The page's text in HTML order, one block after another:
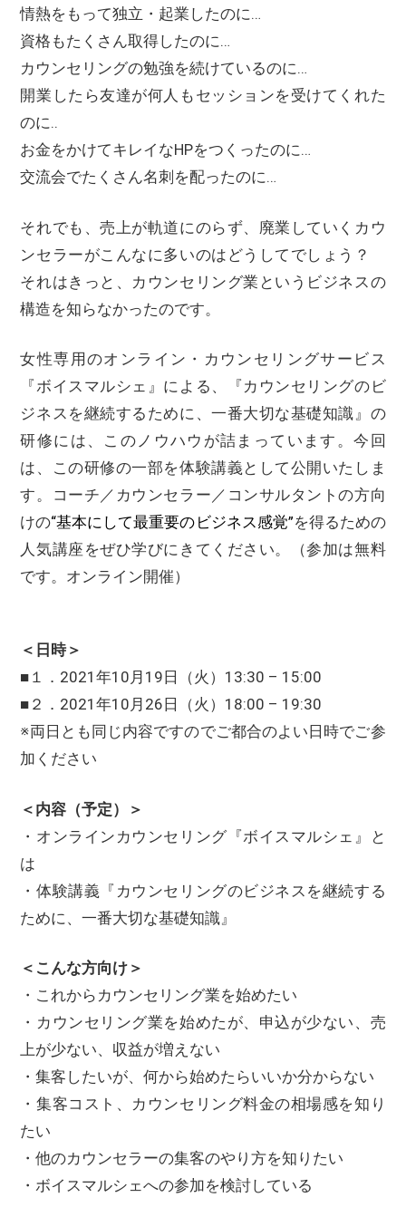
情熱をもって独立・起業したのに…
資格もたくさん取得したのに…
カウンセリングの勉強を続けているのに…
開業したら友達が何人もセッションを受けてくれた
のに‥
お金をかけてキレイなHPをつくったのに…
交流会でたくさん名刺を配ったのに…
それでも、売上が軌道にのらず、廃業していくカウ
ンセラーがこんなに多いのはどうしてでしょう？
それはきっと、カウンセリング業というビジネスの
構造を知らなかったのです。
女性専用のオンライン・カウンセリングサービス
『ボイスマルシェ』による、『カウンセリングのビ
ジネスを継続するために、一番大切な基礎知識』の
研修には、このノウハウが詰まっています。今回
は、この研修の一部を体験講義として公開いたしま
す。コーチ／カウンセラー／コンサルタントの方向
けの“基本にして最重要のビジネス感覚”を得るための
人気講座をぜひ学びにきてください。（参加は無料
です。オンライン開催）
＜日時＞
■１．2021年10月19日（火）13:30 – 15:00
■２．2021年10月26日（火）18:00 – 19:30
※両日とも同じ内容ですのでご都合のよい日時でご参
加ください
＜内容（予定）＞
・オンラインカウンセリング『ボイスマルシェ』と
は
・体験講義『カウンセリングのビジネスを継続する
ために、一番大切な基礎知識』
＜こんな方向け＞
・これからカウンセリング業を始めたい
・カウンセリング業を始めたが、申込が少ない、売
上が少ない、収益が増えない
・集客したいが、何から始めたらいいか分からない
・集客コスト、カウンセリング料金の相場感を知り
たい
・他のカウンセラーの集客のやり方を知りたい
・ボイスマルシェへの参加を検討している